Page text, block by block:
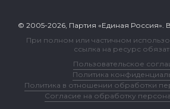
© 2005-2026, Партия «Единая Россия».
При полном или частичном
ссылка на ресурс
Пользовательское
Политика
Политика в отношении обработки
Согласие на обработку